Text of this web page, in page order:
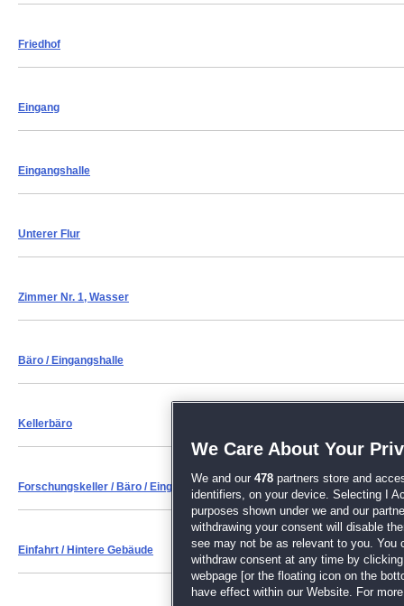
Friedhof
Eingang
Eingangshalle
Unterer Flur
Zimmer Nr. 1, Wasser
Bäro / Eingangshalle
Kellerbäro
Forschungskeller / Bäro / Eingangshalle / Elektrozaun
Einfahrt / Hintere Gebäude
We Care About Your
We and our 478 partners store and
identifiers, on your device. Selecting I
purposes shown under we and our
withdrawing your consent will disable
see may not be as relevant to you. You
withdraw consent at any time by
webpage [or the floating icon on the
have effect within our Website. For